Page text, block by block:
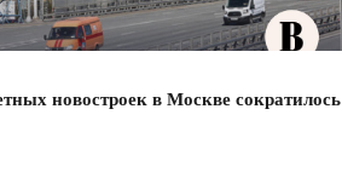
новостроек в Москве сократилось